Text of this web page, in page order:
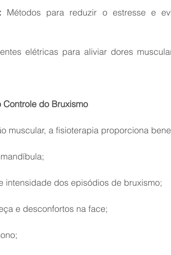
Métodos para reduzir o estresse e
elétricas para aliviar dores
do Bruxismo
muscular, a fisioterapia proporciona
intensidade dos episódios de bruxismo;
e desconfortos na face;